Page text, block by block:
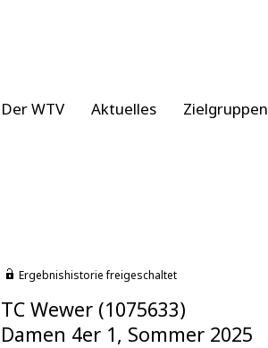
Der WTV Aktuelles Zielgruppen
Ergebnishistorie freigeschaltet
TC Wewer (1075633)
Damen 4er 1, Sommer 2025